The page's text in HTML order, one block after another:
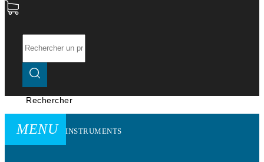
Rechercher
MENU INSTRUMENTS